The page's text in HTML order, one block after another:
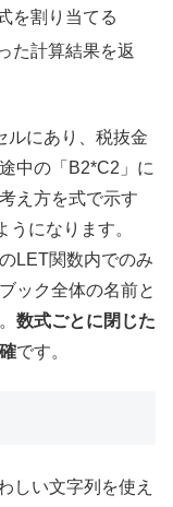
を割り当てる
た計算結果を返
ルにあり、税抜金
中の「B2*C2」に
え方を式で示す
になります。
LET関数内でのみ
ック全体の名前と
数式ごとに閉じた
です。
しい文字列を使え